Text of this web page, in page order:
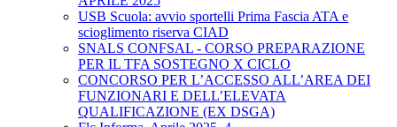
USB Scuola: avvio sportelli Prima Fascia ATA e
scioglimento riserva CIAD
SNALS CONFSAL - CORSO PREPARAZIONE
PER IL TFA SOSTEGNO X CICLO
CONCORSO PER L’ACCESSO ALL’AREA DEI
FUNZIONARI E DELL’ELEVATA
QUALIFICAZIONE (EX DSGA)